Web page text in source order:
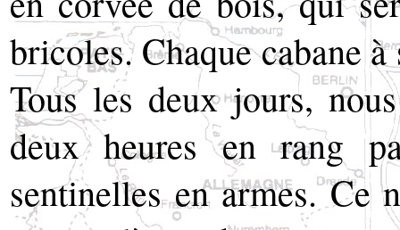
bricoles. Chaque cabane
Tous les deux jours,
deux heures en rang
sentinelles en armes. Ce